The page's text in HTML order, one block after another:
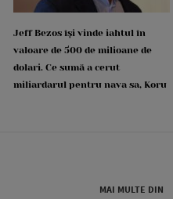
Jeff Bezos își vinde iahtul în
valoare de 500 de milioane de
dolari. Ce sumă a cerut
miliardarul pentru nava sa, Koru
MAI MULTE DIN